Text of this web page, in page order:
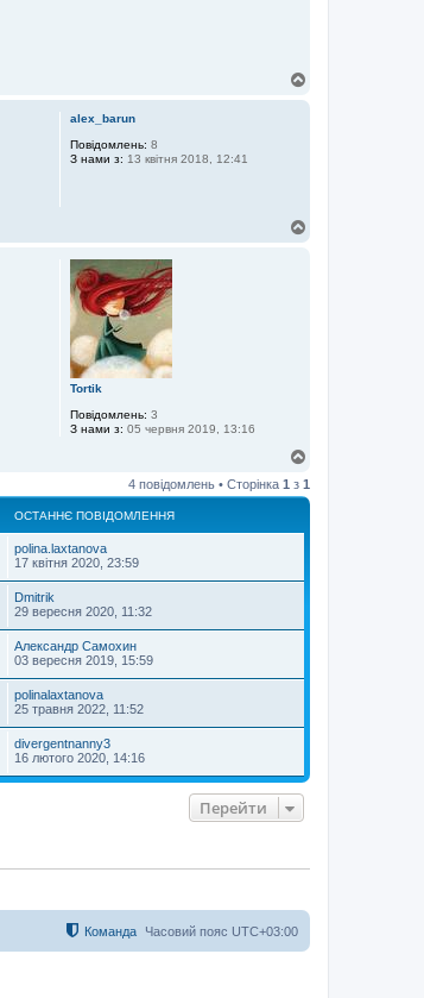
alex_barun
Повідомлень: 8
З нами з: 13 квітня 2018, 12:41
Tortik
Повідомлень: 3
З нами з: 05 червня 2019, 13:16
г
о
4 повідомлень • Сторінка 1 з 1
ОСТАННЄ ПОВІДОМЛЕННЯ
polina.laxtanova
17 квітня 2020, 23:59
Dmitrik
29 вересня 2020, 11:32
Александр Самохин
03 вересня 2019, 15:59
polinalaxtanova
25 травня 2022, 11:52
divergentnanny3
16 лютого 2020, 14:16
Перейти
Часовий пояс UTC+03:00
Команда